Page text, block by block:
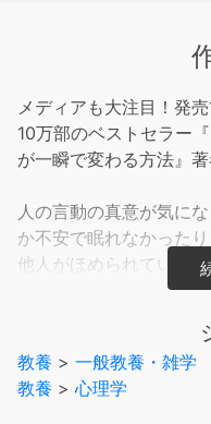
メディアも大注目！発
10万部のベストセラー
が一瞬で変わる方法』著
人の言動の真意が気に
か不安で眠れなかったり
他人がほめられている
・気のない返事…もしか
教養 > 一般教養・雑学
教養 > 心理学